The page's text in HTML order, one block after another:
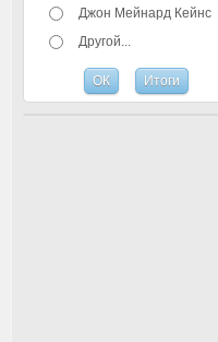
Джон Мейнард Кейнс
Другой...